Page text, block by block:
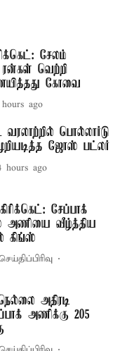
சேலம்
வெற்றி
கோவை
ago
வரலாற்றில் பொல்லார்டு
ஜோஸ் பட்லர்
hours ago
சேப்பாக்
அணியை வீழ்த்திய
கிங்ஸ்
அதிரடி
அணிக்கு 205